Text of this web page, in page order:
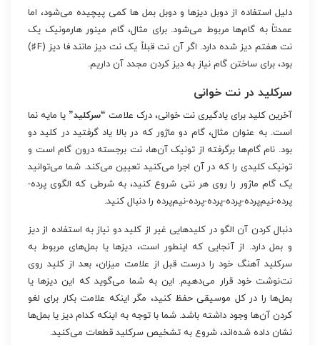
دلیل استفاده از دوبل دیزها و دوبل بمل ها کمی پیچیده می‌شود، اما
عمدتاً به گام‌ها مربوط می‌شود. برای مثال، گام مینور هارمونیک یک
نت هفتم دیز شده دارد. اگر آن نت قبلاً یک نت دیز مانند فا دیز (F♯)
بود، برای ساختن گام نیاز به دیز کردن مجدد آن داریم.
سرکلید در نت خوانی
آخرین کلید برای یادگیری نت خوانی، درک علامت “سرکلید” یا مایه نما
است. به عنوان مثال، گام دو ماژور که در بالا یاد گرفتید در کلید دو
بود. نام گام‌ها برگرفته از تونیک آن‌ها، نت برجسته درون گام است و
تونیک کلیدی را که در آن اجرا می‌کنید تعیین می‌کند. شما می‌توانید
یک گام ماژور را روی هر نتی شروع کنید، به شرطی که الگوی پرده-
پرده-نیم‌پرده-پرده-پرده-پرده-نیم‌پرده را دنبال کنید.
دنبال کردن آن الگو در کلیدهایی غیر از کلید دو نیاز به استفاده از دیز
و بمل دارد. از آنجایی که اینطور است، دیزها یا بمل‌های مربوط به
سرکلید آهنگ خود را درست قبل از علامت میزان، بعد از کلید روی
نت‌نوشت خود قرار می‌دهیم. این به شما می‌گوید که این دیزها یا
بمل‌ها را در کل موسیقی حفظ کنید، مگر اینکه علامت بکار برای لغو
کردن آن‌ها وجود داشته باشد. شما با توجه به اینکه کدام دیز یا بمل‌ها
نشان داده شده‌اند، شروع به تشخیص سرکلید قطعات می‌کنید.